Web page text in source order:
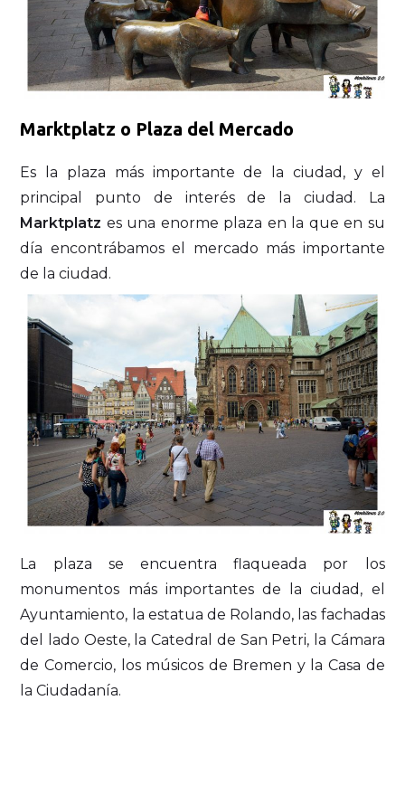
Marktplatz o Plaza del Mercado
Es la plaza más importante de la ciudad, y el
principal punto de interés de la ciudad. La
Marktplatz es una enorme plaza en la que en su
día encontrábamos el mercado más importante
de la ciudad.
La plaza se encuentra flaqueada por los
monumentos más importantes de la ciudad, el
Ayuntamiento, la estatua de Rolando, las fachadas
del lado Oeste, la Catedral de San Petri, la Cámara
de Comercio, los músicos de Bremen y la Casa de
la Ciudadanía.